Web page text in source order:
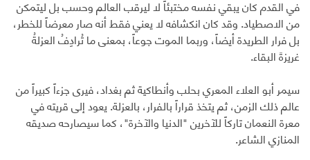
في القدم كان يبقي نفسه مختبئاً لا ليرقب العالم وحسب بل ليتمكن
من الاصطياد. وقد كان انكشافه لا يعني فقط أنه صار معرضاً للخطر،
بل فرار الطريدة أيضاً، وربما الموت جوعاً، بمعنى ما تُرادِفُ العزلةُ
غريزةَ البقاء.
سيمر أبو العلاء المعري بحلب وأنطاكية ثم بغداد، فيرى جزءاً كبيراً من
عالم ذلك الزمن، ثم يتخذ قراراً بالفرار، بالعزلة. يعود إلى قريته في
معرة النعمان تاركاً للآخرين "الدنيا والآخرة"، كما سيصارحه صديقه
المنازي الشاعر.